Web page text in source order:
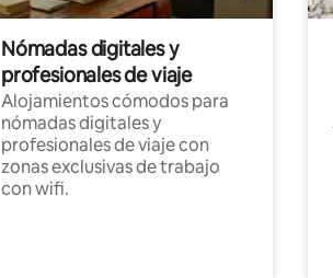
Nómadas digitales y
profesionales de viaje
Alojamientos cómodos para
nómadas digitales y
profesionales de viaje con
zonas exclusivas de trabajo
con wifi.